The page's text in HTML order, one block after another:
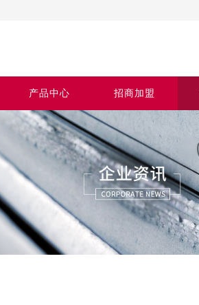
产品中心 招商加盟